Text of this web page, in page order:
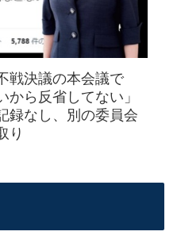
戦決議の本会議で
から反省してない」
録なし、別の委員会
り